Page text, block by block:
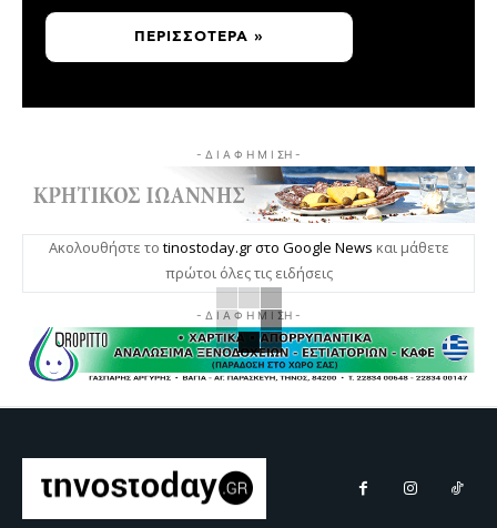
ΠΕΡΙΣΣΌΤΕΡΑ »
- Δ Ι Α Φ Η Μ Ι ΣΗ -
Ακολουθήστε το tinostoday.gr στο Google News και μάθετε
πρώτοι όλες τις ειδήσεις
- Δ Ι Α Φ Η Μ Ι ΣΗ -